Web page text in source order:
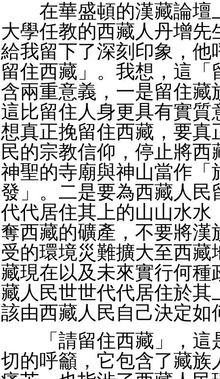
在華盛頓的漢藏論壇
大學任教的西藏人丹增先
給我留下了深刻印象，他
留住西藏」。我想，這「
含兩重意義，一是留住藏
這比留住人身更具有實質
想真正挽留住西藏，要真
民的宗教信仰，停止將西
神聖的寺廟與神山當作「
發」。二是要為西藏人民
代代居住其上的山山水水
奪西藏的礦產，不要將漢
受的環境災難擴大至西藏
藏現在以及未來實行何種
藏人民世世代代居住於其
該由西藏人民自己決定如
「請留住西藏」，這
切的呼籲，它包含了藏族